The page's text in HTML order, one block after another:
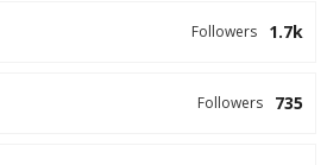
1.7k
Followers
735
Followers